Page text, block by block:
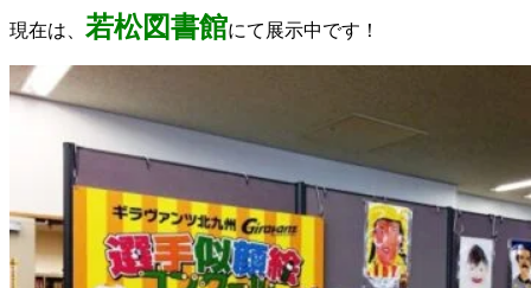
現在は、 若松図書館にて展示中です！